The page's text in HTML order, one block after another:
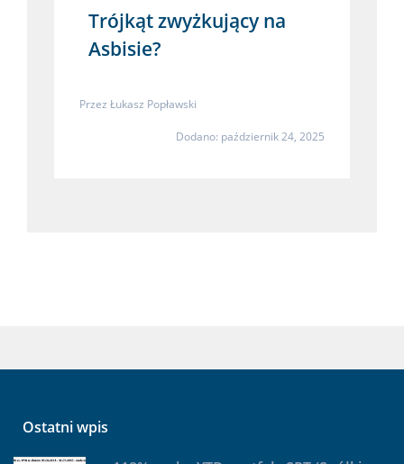
Trójkąt zwyżkujący na
Asbisie?
Przez Łukasz Popławski
Dodano: październik 24, 2025
Ostatni wpis